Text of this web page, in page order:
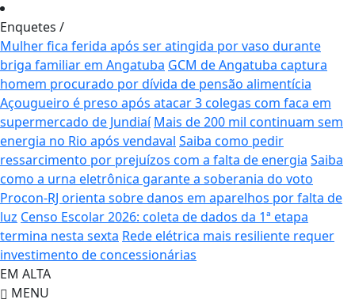
Enquetes /
Mulher fica ferida após ser atingida por vaso durante
briga familiar em Angatuba GCM de Angatuba captura
homem procurado por dívida de pensão alimentícia
Açougueiro é preso após atacar 3 colegas com faca em
supermercado de Jundiaí Mais de 200 mil continuam sem
energia no Rio após vendaval Saiba como pedir
ressarcimento por prejuízos com a falta de energia Saiba
como a urna eletrônica garante a soberania do voto
Procon-RJ orienta sobre danos em aparelhos por falta de
luz Censo Escolar 2026: coleta de dados da 1ª etapa
termina nesta sexta Rede elétrica mais resiliente requer
investimento de concessionárias
EM ALTA
MENU